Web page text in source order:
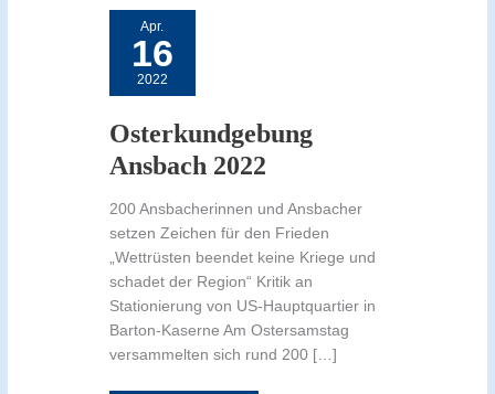
Apr.
16
2022
Osterkundgebung
Ansbach 2022
200 Ansbacherinnen und Ansbacher
setzen Zeichen für den Frieden
„Wettrüsten beendet keine Kriege und
schadet der Region“ Kritik an
Stationierung von US-Hauptquartier in
Barton-Kaserne Am Ostersamstag
versammelten sich rund 200 […]
2022